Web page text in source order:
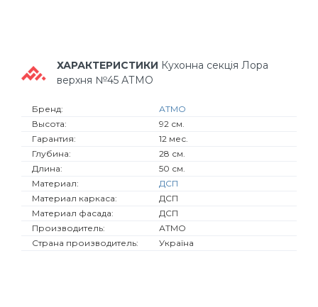
ХАРАКТЕРИСТИКИ Кухонна секція Лора
верхня №45 АТМО
Бренд:
АТМО
Высота:
92 см.
Гарантия:
12 мес.
Глубина:
28 см.
Длина:
50 см.
Материал:
ДСП
Материал каркаса:
ДСП
Материал фасада:
ДСП
Производитель:
АТМО
Страна производитель:
Україна